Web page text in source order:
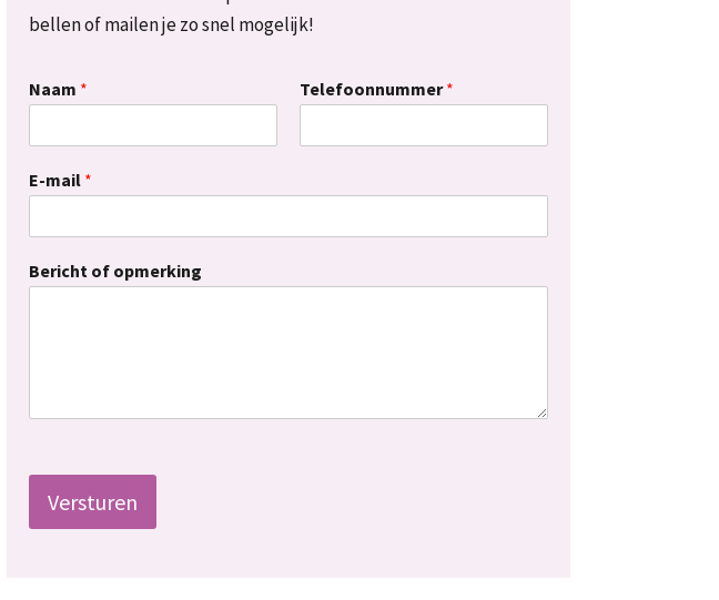
bellen of mailen je zo snel mogelijk!
Naam * Telefoonnummer*
E-mail *
Bericht of opmerking
Versturen